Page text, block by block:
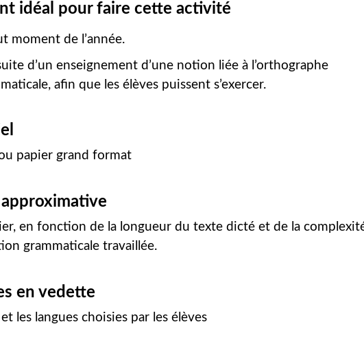
idéal pour faire cette activité
moment de l’année.
d’un enseignement d’une notion liée à l’orthographe
afin que les élèves puissent s’exercer.
papier grand format
approximative
en fonction de la longueur du texte dicté et de la
grammaticale travaillée.
en vedette
et les langues choisies par les élèves